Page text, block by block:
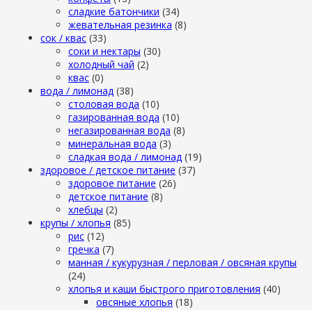
сладкие батончики (34)
жевательная резинка (8)
сок / квас (33)
соки и нектары (30)
холодный чай (2)
квас (0)
вода / лимонад (38)
столовая вода (10)
газированная вода (10)
негазированная вода (8)
минеральная вода (3)
сладкая вода / лимонад (19)
здоровое / детское питание (37)
здоровое питание (26)
детское питание (8)
хлебцы (2)
крупы / хлопья (85)
рис (12)
гречка (7)
манная / кукурузная / перловая / овсяная крупы
(24)
хлопья и каши быстрого приготовления (40)
овсяные хлопья (18)